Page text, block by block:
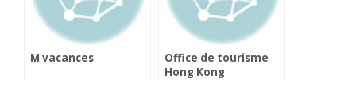
M vacances
Office de tourisme
Hong Kong